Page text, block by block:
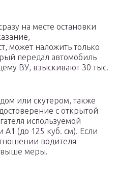
на месте остановки
может наложить только
передал автомобиль
ВУ, взыскивают 30 тыс.
или скутером, также
с открытой
используемой
А1 (до 125 куб. см). Если
водителя
выше меры.